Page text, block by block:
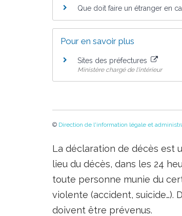
Que doit faire un étranger en
Pour en savoir plus
Sites des préfectures
Ministère chargé de l'intérieur
© Direction de l'information légale et
La déclaration de décès est
lieu du décès, dans les 24
toute personne munie du
violente (accident, suicide…).
doivent être prévenus.